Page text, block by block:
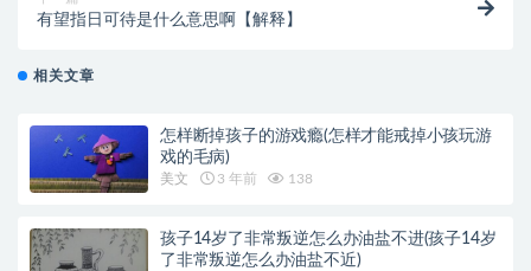
有望指日可待是什么意思啊【解释】
相关文章
怎样断掉孩子的游戏瘾(怎样才能戒掉小孩玩游
戏的毛病)
美文 3 年前 138
孩子14岁了非常叛逆怎么办油盐不进(孩子14岁
了非常叛逆怎么办油盐不近)